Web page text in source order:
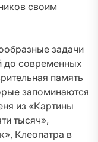
своим
задачи
до современных
память
запоминаются
из «Картины
тысяч»,
Клеопатра в